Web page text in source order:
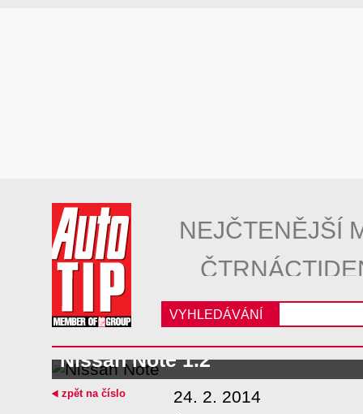
NEJČTENĚJŠÍ
VYHLEDÁVÁNÍ
Nissan Note 1.2
24. 2. 2014
zpět na číslo